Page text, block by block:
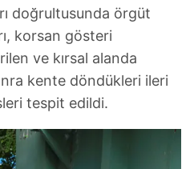
doğrultusunda örgüt
korsan gösteri
ve kırsal alanda
kente döndükleri ileri
tespit edildi.